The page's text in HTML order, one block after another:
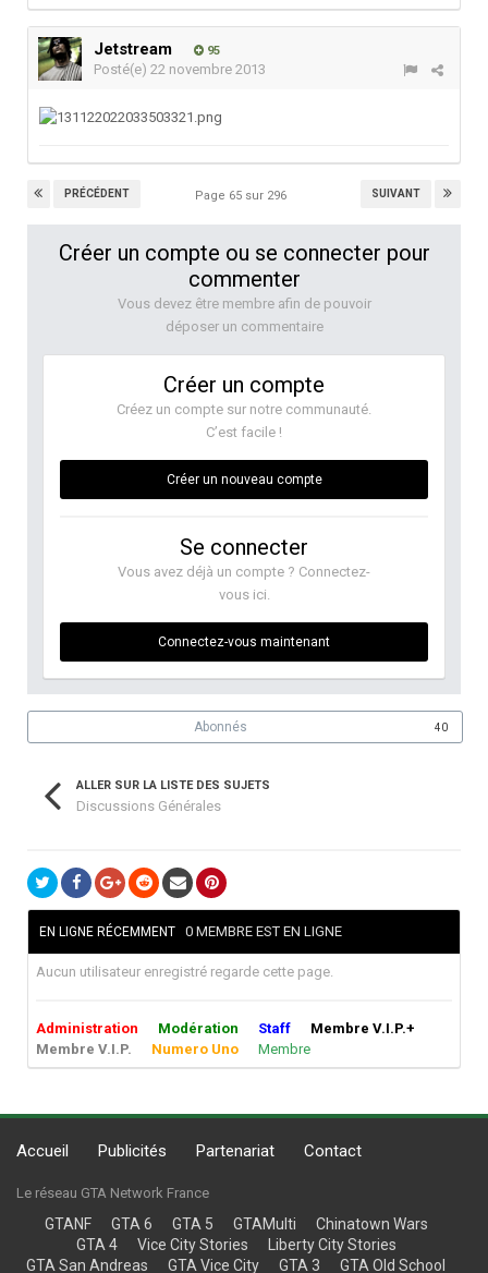
Jetstream 95
Posté(e) 22 novembre 2013
PRÉCÉDENT SUIVANT
Page 65 sur 296
Créer un compte ou se connecter pour
commenter
Vous devez être membre afin de pouvoir
déposer un commentaire
Créer un compte
Créez un compte sur notre communauté.
C’est facile !
Créer un nouveau compte
Se connecter
Vous avez déjà un compte ? Connectez-
vous ici.
Connectez-vous maintenant
Abonnés 40
ALLER SUR LA LISTE DES SUJETS
Discussions Générales
EN LIGNE RÉCEMMENT 0 MEMBRE EST EN LIGNE
Aucun utilisateur enregistré regarde cette page.
Administration Modération Staff
Membre V.I.P.+
Membre V.I.P.
Numero Uno Membre
Accueil Publicités Partenariat Contact
Le réseau GTA Network France
GTANF GTA 6 GTA 5 GTAMulti
Chinatown Wars
GTA 4
Vice City Stories
Liberty City Stories
GTA San Andreas
GTA Vice City GTA 3 GTA Old School